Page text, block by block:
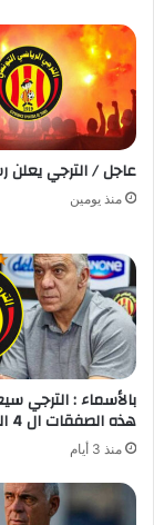
عاجل / الترجي يعلن
منذ يومين
بالأسماء : الترجي
هذه الصفقات ال 4 الثقيلة …
منذ 3 أيام